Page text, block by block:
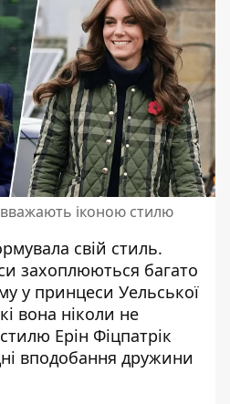
іконою стилю
свій стиль.
захоплюються багато
у принцеси Уельської
вона ніколи не
Ерін Фіцпатрік
вподобання дружини